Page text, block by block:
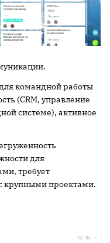
командной работы
(CRM, управление
системе), активное
для
требует
крупными проектами.